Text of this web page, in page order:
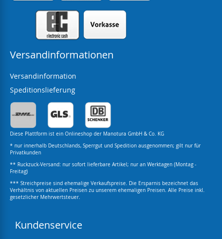
Versandinformationen
Versandinformation
Speditionslieferung
Diese Plattform ist ein Onlineshop der Manotura GmbH & Co. KG
* nur innerhalb Deutschlands, Sperrgut und Spedition ausgenommen; gilt nur für
Privatkunden
** Ruckzuck-Versand: nur sofort lieferbare Artikel; nur an Werktagen (Montag -
Freitag)
*** Streichpreise sind ehemalige Verkaufspreise. Die Ersparnis bezeichnet das
Verhältnis von aktuellen Preisen zu unserem ehemaligen Preisen. Alle Preise inkl.
gesetzlicher Mehrwertsteuer.
Kundenservice